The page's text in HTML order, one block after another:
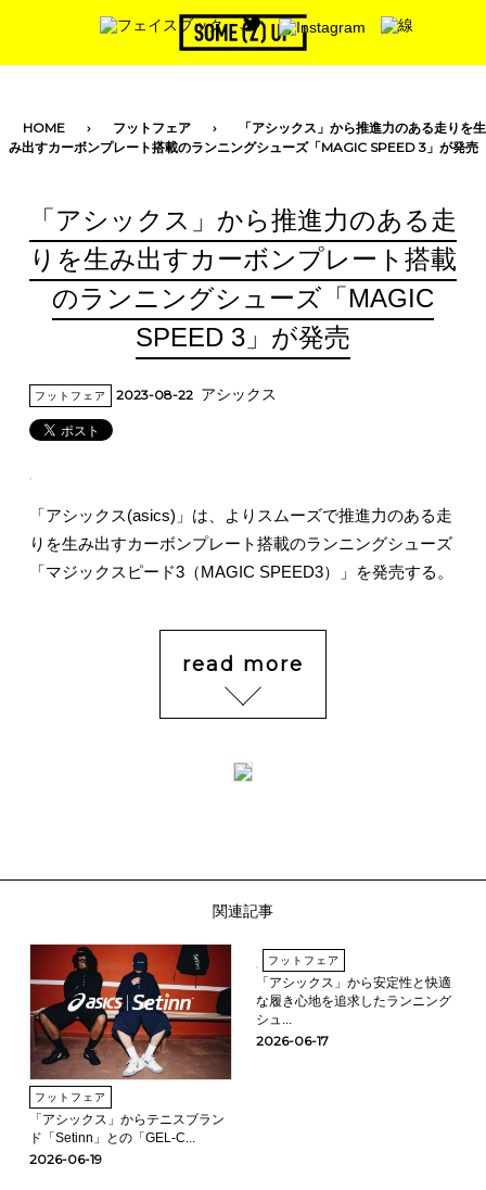
toggle navigation
HOME フットフェア
「アシックス」から推進力のある走りを生
み出すカーボンプレート搭載のランニングシューズ「MAGIC SPEED 3」が発売
「アシックス」から推進力のある走
りを生み出すカーボンプレート搭載
のランニングシューズ「MAGIC
SPEED 3」が発売
フットフェア 2023-08-22 アシックス
「アシックス(asics)」は、よりスムーズで推進力のある走
りを生み出すカーボンプレート搭載のランニングシューズ
「マジックスピード3（MAGIC SPEED3）」を発売する。
read more
関連記事
フットフェア
「アシックス」からテニスブラン
ド「Setinn」との「GEL-C...
2026-06-19
フットフェア
「アシックス」から安定性と快適
な履き心地を追求したランニング
シュ...
2026-06-17